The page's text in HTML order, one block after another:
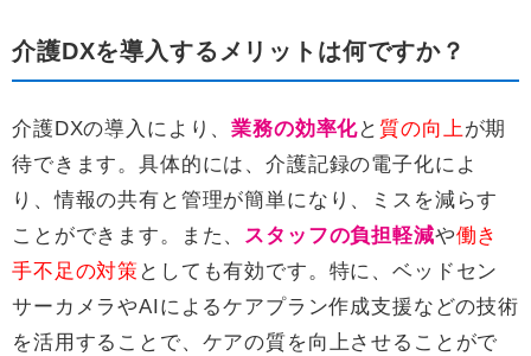
介護DXを導入するメリットは何ですか？
介護DXの導入により、業務の効率化と質の向上が期
待できます。具体的には、介護記録の電子化によ
り、情報の共有と管理が簡単になり、ミスを減らす
ことができます。また、 スタッフの負担軽減や働き
手不足の対策 としても有効です。特に、ベッドセン
サーカメラやAIによるケアプラン作成支援などの技術
を活用することで、ケアの質を向上させることがで